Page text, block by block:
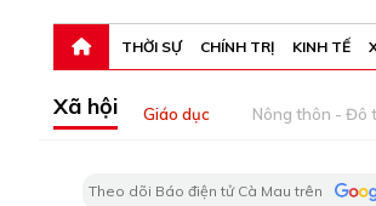
THỜI SỰ CHÍNH TRỊ KINH TẾ
Xã hội Giáo dục Nông thôn - Đô
Theo dõi Báo điện tử Cà Mau trên